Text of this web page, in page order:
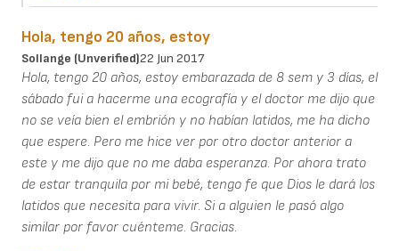
Hola, tengo 20 años, estoy
Sollange (unverified)22 Jun 2017
Hola, tengo 20 años, estoy embarazada de 8 sem y 3 días, el
sábado fui a hacerme una ecografía y el doctor me dijo que
no se veía bien el embrión y no habían latidos, me ha dicho
que espere. Pero me hice ver por otro doctor anterior a
este y me dijo que no me daba esperanza. Por ahora trato
de estar tranquila por mi bebé, tengo fe que Dios le dará los
latidos que necesita para vivir. Si a alguien le pasó algo
similar por favor cuénteme. Gracias.